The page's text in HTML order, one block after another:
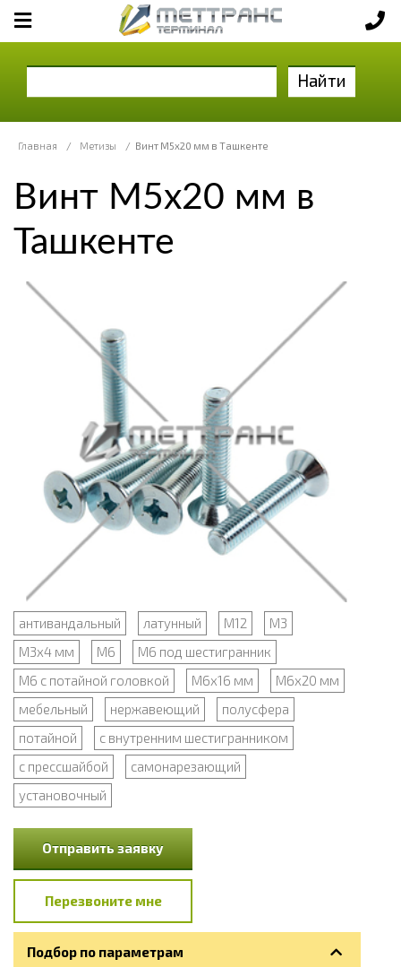
Найти
Главная / Метизы / Винт М5х20 мм в Ташкенте
Винт М5х20 мм в
Ташкенте
антивандальный латунный М12
М3
М3х4 мм
М6
М6 под шестигранник
М6 с потайной головкой
М6х16 мм
М6х20 мм
мебельный
нержавеющий
полусфера
потайной
с внутренним шестигранником
с прессшайбой
самонарезающий
установочный
Отправить заявку
Перезвоните мне
Подбор по параметрам